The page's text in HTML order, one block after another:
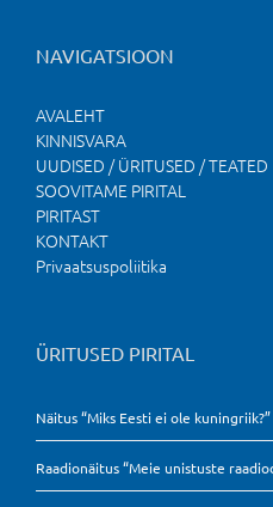
NAVIGATSIOON
AVALEHT
KINNISVARA
UUDISED / ÜRITUSED / TEATED
SOOVITAME PIRITAL
PIRITAST
KONTAKT
Privaatsuspoliitika
ÜRITUSED PIRITAL
Näitus “Miks Eesti ei ole kuningriik?”
Raadionäitus “Meie unistuste